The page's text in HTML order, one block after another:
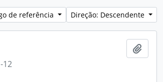
de referência
Direção: Descendente
12